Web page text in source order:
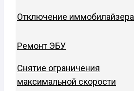
Отключение иммобилайзера
Ремонт ЭБУ
Снятие ограничения
максимальной скорости